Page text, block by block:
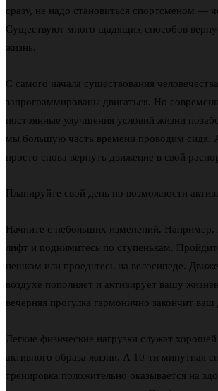
сразу, не надо становиться спортсменом —
Существуют много щадящих способов
жизнь.
С самого начала существования
запрограммированы двигаться. Но
постоянные улучшения условий жизни
мы большую часть времени проводим сидя.
просто снова вернуть движение в свой
Планируйте свой день по возможности
Начните с небольших изменений. Например,
лифт и поднимитесь по ступенькам.
пешком или проедьтесь на велосипеде.
воздухе пополняет и активирует вашу
вечерняя прогулка гармонично закончит ваш
Легкие физические нагрузки служат
активного образа жизни. А 10-ти минутная
тренировка положительно оказывается на